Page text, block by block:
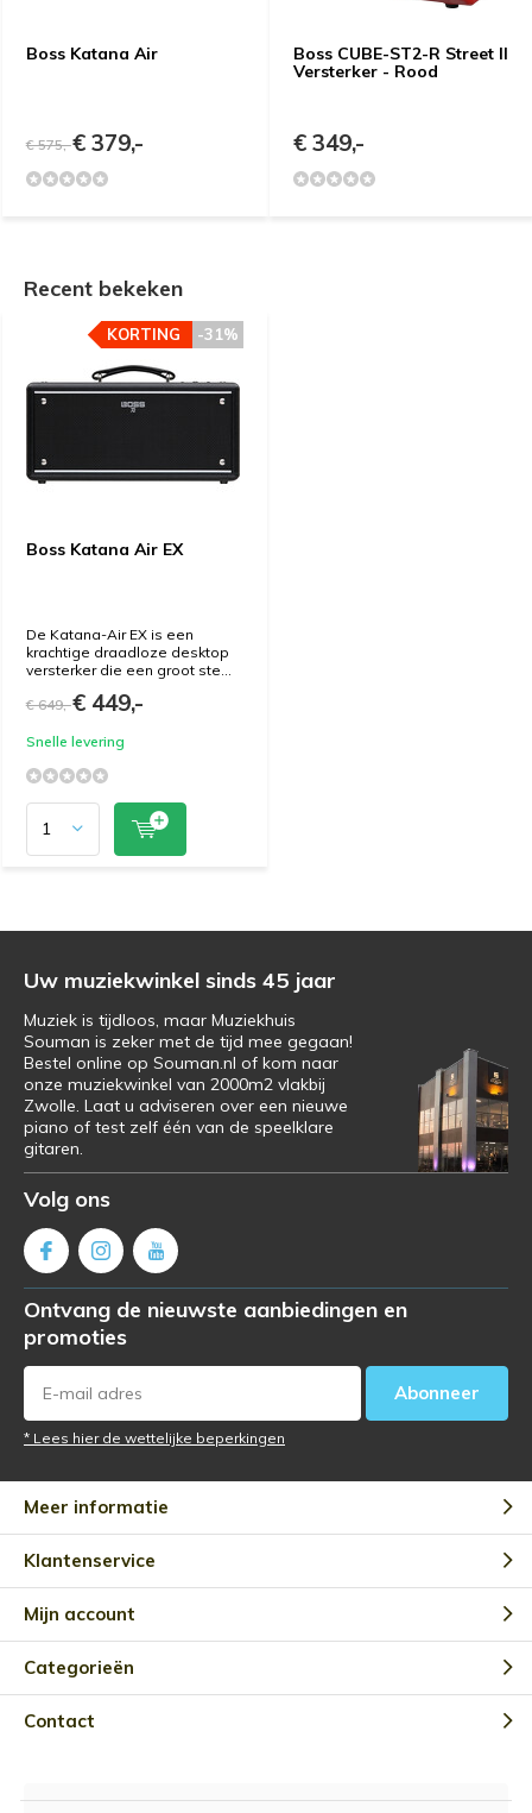
Boss Katana Air
€ 575,-€ 379,-
Boss CUBE-ST2-R Street II
Versterker - Rood
€ 349,-
Recent bekeken
Boss Katana Air EX
-31%
KORTING
De Katana-Air EX is een
krachtige draadloze desktop
versterker die een groot ste...
€ 649,-€ 449,-
Snelle levering
Uw muziekwinkel sinds 45 jaar
Muziek is tijdloos, maar Muziekhuis
Souman is zeker met de tijd mee gegaan!
Bestel online op Souman.nl of kom naar
onze muziekwinkel van 2000m2 vlakbij
Zwolle. Laat u adviseren over een nieuwe
piano of test zelf één van de speelklare
gitaren.
Volg ons
Ontvang de nieuwste aanbiedingen en
promoties
Abonneer
* Lees hier de wettelijke beperkingen
Meer informatie
Klantenservice
Mijn account
Categorieën
Contact